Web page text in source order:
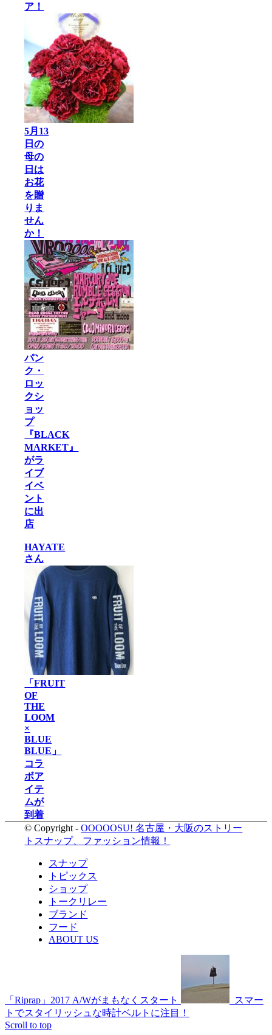
ア！
5月13
日の
母の
日は
お花
を贈
りま
せん
か！
パン
ク・
ロッ
クシ
ョッ
プ
『BLACK
MARKET』
がラ
イブ
イベ
ント
に出
店
HAYATE
さん
「FRUIT
OF
THE
LOOM
×
BLUE
BLUE」
コラ
ボア
イテ
ムが
到着
© Copyright -OOOOOSU! 名古屋・大阪のストリー
トスナップ、ファッション情報！
スナップ
トピックス
ショップ
トークリレー
ブランド
フード
ABOUT US
「Riprap」2017 A/Wがまもなくスタート
スマー
トでスタイリッシュな時計ベルトに注目！
Scroll to top